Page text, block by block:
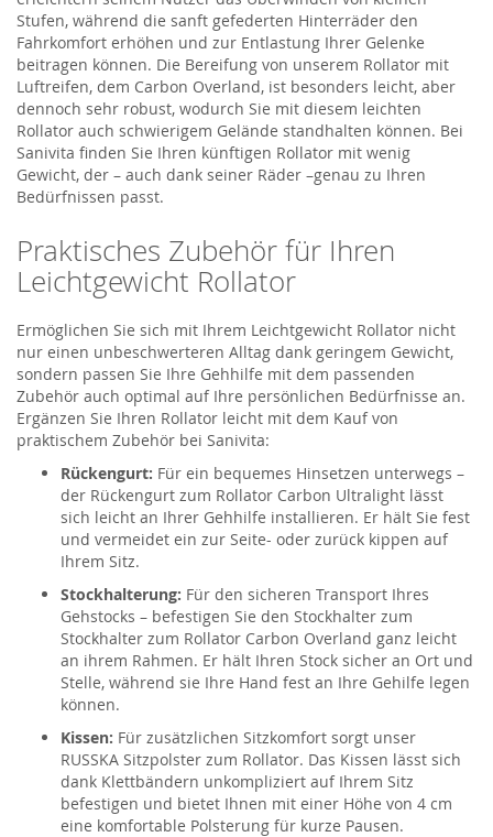
Stufen, während die sanft gefederten Hinterräder den
Fahrkomfort erhöhen und zur Entlastung Ihrer Gelenke
beitragen können. Die Bereifung von unserem Rollator mit
Luftreifen, dem Carbon Overland, ist besonders leicht, aber
dennoch sehr robust, wodurch Sie mit diesem leichten
Rollator auch schwierigem Gelände standhalten können. Bei
Sanivita finden Sie Ihren künftigen Rollator mit wenig
Gewicht, der – auch dank seiner Räder –genau zu Ihren
Bedürfnissen passt.
Praktisches Zubehör für Ihren
Leichtgewicht Rollator
Ermöglichen Sie sich mit Ihrem Leichtgewicht Rollator nicht
nur einen unbeschwerteren Alltag dank geringem Gewicht,
sondern passen Sie Ihre Gehhilfe mit dem passenden
Zubehör auch optimal auf Ihre persönlichen Bedürfnisse an.
Ergänzen Sie Ihren Rollator leicht mit dem Kauf von
praktischem Zubehör bei Sanivita:
Rückengurt: Für ein bequemes Hinsetzen unterwegs –
der Rückengurt zum Rollator Carbon Ultralight lässt
sich leicht an Ihrer Gehhilfe installieren. Er hält Sie fest
und vermeidet ein zur Seite- oder zurück kippen auf
Ihrem Sitz.
Stockhalterung: Für den sicheren Transport Ihres
Gehstocks – befestigen Sie den Stockhalter zum
Stockhalter zum Rollator Carbon Overland ganz leicht
an ihrem Rahmen. Er hält Ihren Stock sicher an Ort und
Stelle, während sie Ihre Hand fest an Ihre Gehilfe legen
können.
Kissen: Für zusätzlichen Sitzkomfort sorgt unser
RUSSKA Sitzpolster zum Rollator. Das Kissen lässt sich
dank Klettbändern unkompliziert auf Ihrem Sitz
befestigen und bietet Ihnen mit einer Höhe von 4 cm
eine komfortable Polsterung für kurze Pausen.